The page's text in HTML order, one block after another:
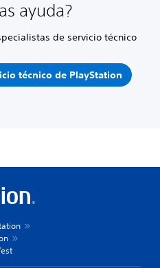
ayuda?
de servicio técnico
técnico de PlayStation